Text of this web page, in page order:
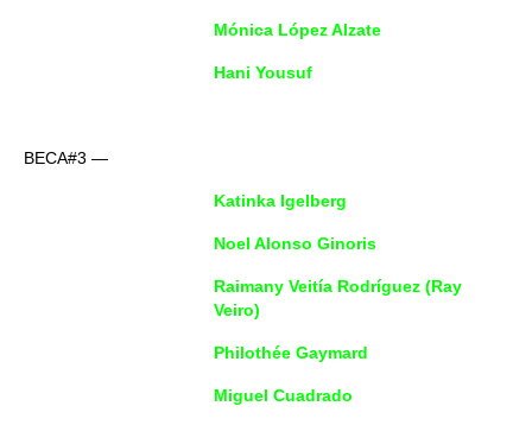
Mónica López Alzate
Hani Yousuf
BECA#3 —
Katinka Igelberg
Noel Alonso Ginoris
Raimany Veitía Rodríguez (Ray
Veiro)
Philothée Gaymard
Miguel Cuadrado